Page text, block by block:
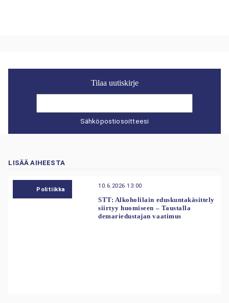
Tilaa uutiskirje
Sähköpostiosoitteesi
LISÄÄ AIHEESTA
Politiikka 10.6.2026 13:00
STT: Alkoholilain eduskuntakäsittely
siirtyy huomiseen – Taustalla
demariedustajan vaatimus